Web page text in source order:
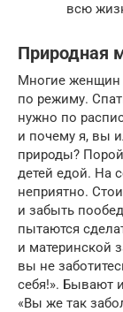
всю
Природная
Многие женщин
по режиму.
нужно по
и почему я, вы
природы?
детей едой. На
неприятно.
и забыть
пытаются
и материнской
вы не
себя!». Бывают
«Вы же так